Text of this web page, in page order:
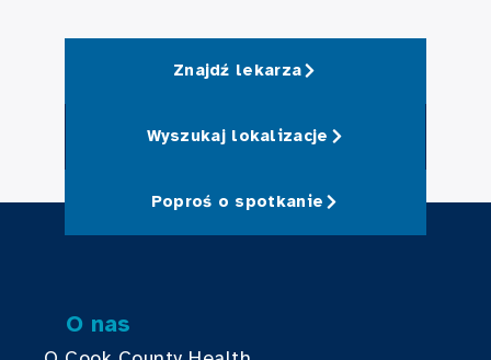
Znajdź lekarza
Wyszukaj lokalizacje
Poproś o spotkanie
O nas